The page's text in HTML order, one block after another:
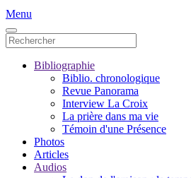
Menu
Bibliographie
Biblio. chronologique
Revue Panorama
Interview La Croix
La prière dans ma vie
Témoin d'une Présence
Photos
Articles
Audios